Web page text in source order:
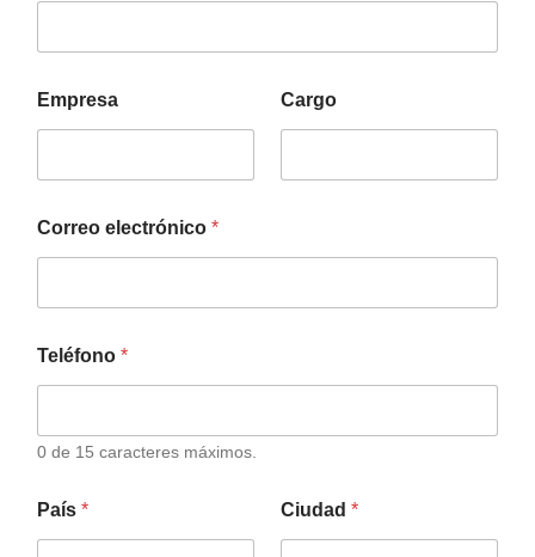
Empresa Cargo
Correo electrónico *
Teléfono *
0 de 15 caracteres máximos.
País * Ciudad *